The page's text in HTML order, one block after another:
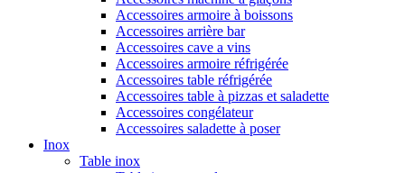
Accessoires armoire à boissons
Accessoires arrière bar
Accessoires cave a vins
Accessoires armoire réfrigérée
Accessoires table réfrigérée
Accessoires table à pizzas et saladette
Accessoires congélateur
Accessoires saladette à poser
Inox
Table inox